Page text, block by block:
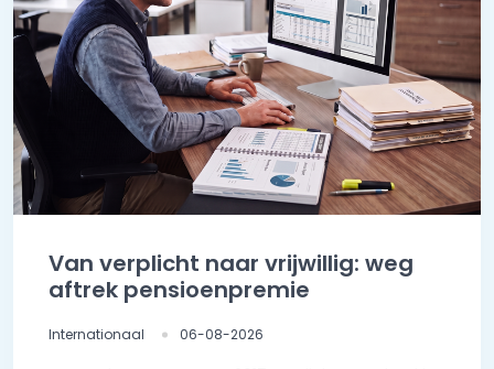
Van verplicht naar vrijwillig: weg
aftrek pensioenpremie
Internationaal 06-08-2026